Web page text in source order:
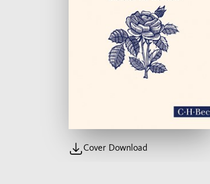
Cover Download